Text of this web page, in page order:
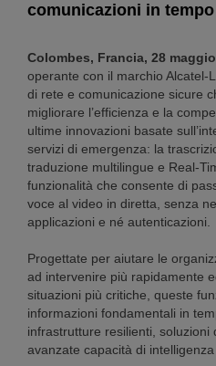
comunicazioni in
Colombes, Francia, 28
operante con il marchio Alcatel-
di rete e comunicazione sicure
migliorare l’efficienza e la
ultime innovazioni basate
servizi di emergenza: la
traduzione multilingue e Real-
funzionalità che consente di
voce al video in diretta, senza
applicazioni e né autenticazioni.
Progettate per aiutare le
ad intervenire più rapidamente
situazioni più critiche, queste
informazioni fondamentali in
infrastrutture resilienti, soluzioni
avanzate capacità di intelligenza